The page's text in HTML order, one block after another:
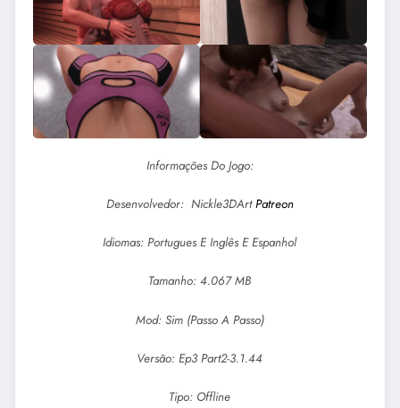
Informações Do Jogo:
Desenvolvedor: Nickle3DArtPatreon
Idiomas: Portugues E Inglês E Espanhol
Tamanho: 4.067 MB
Mod: Sim (Passo A Passo)
Versão: Ep3 Part2-3.1.44
Tipo: Offline